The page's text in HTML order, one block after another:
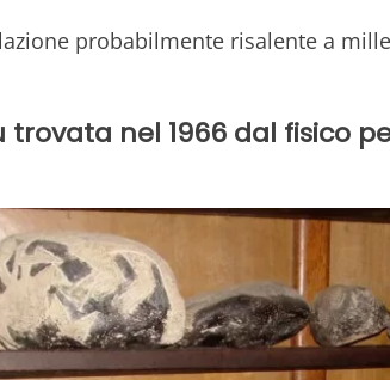
probabilmente risalente a
nel 1966 dal fisico